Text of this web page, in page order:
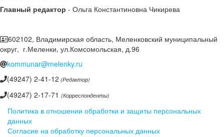
Главный редактор - Ольга Константиновна Чикирева
602102, Владимирская область, Меленковский муниципальный
округ, г.Меленки, ул.Комсомольская, д.96
kommunar@melenky.ru
(49247) 2-41-12 (Редактор)
(49247) 2-17-71 (Корреспонденты)
Политика в отношении обработки и защиты персональных
данных
Согласие на обработку персональных данных